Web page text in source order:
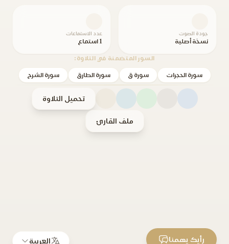
جودة الصوت
نسخة أصلية
عدد الاستماعات
1 استماع
السور المتضمنة في التلاوة:
سورة الحجرات سورة ق سورة الطارق سورة الشرح
تحميل التلاوة
ملف القارئ
العربية رأيك يهمنا